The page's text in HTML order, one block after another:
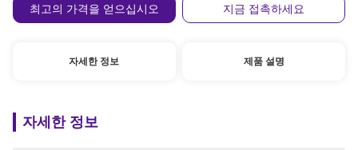
최고의 가격을 얻으십시오
지금 접촉하세요
자세한 정보 제품 설명
자세한 정보